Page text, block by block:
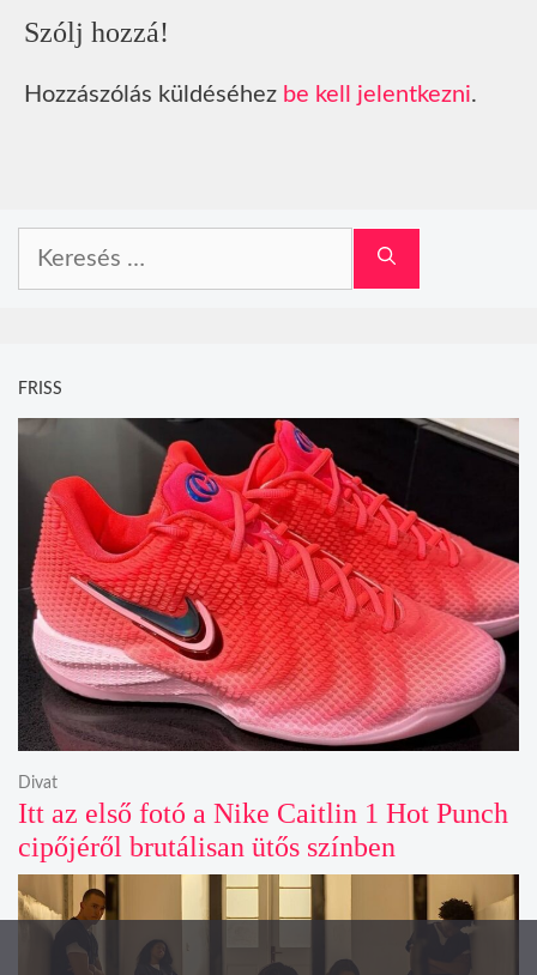
Szólj hozzá!
Hozzászólás küldéséhez be kell jelentkezni.
FRISS
Itt az első fotó a Nike Caitlin 1 Hot Punch
cipőjéről brutálisan ütős színben
Divat